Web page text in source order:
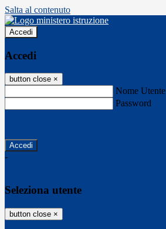
Salta al contenuto
Accedi
Accedi
button close ×
Nome Utente
Password
-
Seleziona utente
button close ×